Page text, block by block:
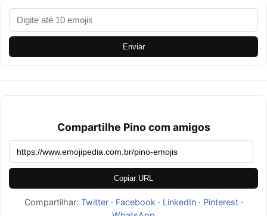
Enviar
Compartilhe Pino com amigos
Copiar URL
Compartilhar: Twitter· Facebook · LinkedIn· Pinterest·